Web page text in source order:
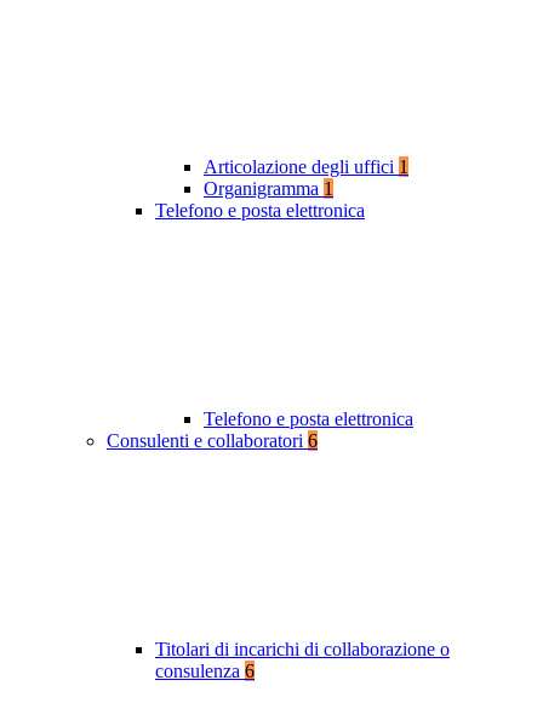
Articolazione degli uffici 1
Organigramma 1
Telefono e posta elettronica
Telefono e posta elettronica
Consulenti e collaboratori 6
Titolari di incarichi di collaborazione o
consulenza 6